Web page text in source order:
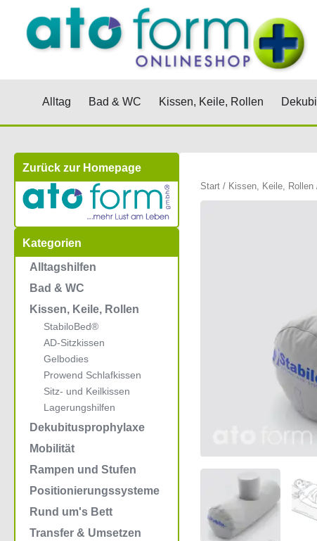
springen
Alltag Öffne Alltag
Bad & WC Öffne Bad & WC
Kissen, Keile, Rollen Öffne
Zurück zur Homepage
Kategorien
Alltagshilfen
Bad & WC
Kissen, Keile, Rollen
StabiloBed®
AD-Sitzkissen
Gelbodies
Prowend Schlafkissen
Sitz- und Keilkissen
Lagerungshilfen
Dekubitusprophylaxe
Mobilität
Rampen und Stufen
Positionierungssysteme
Rund um's Bett
Transfer & Umsetzen
Start/ Kissen, Keile, Rollen